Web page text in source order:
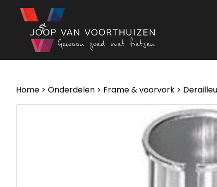
Ga naar de inhoud
Home > Onderdelen > Frame & voorvork >